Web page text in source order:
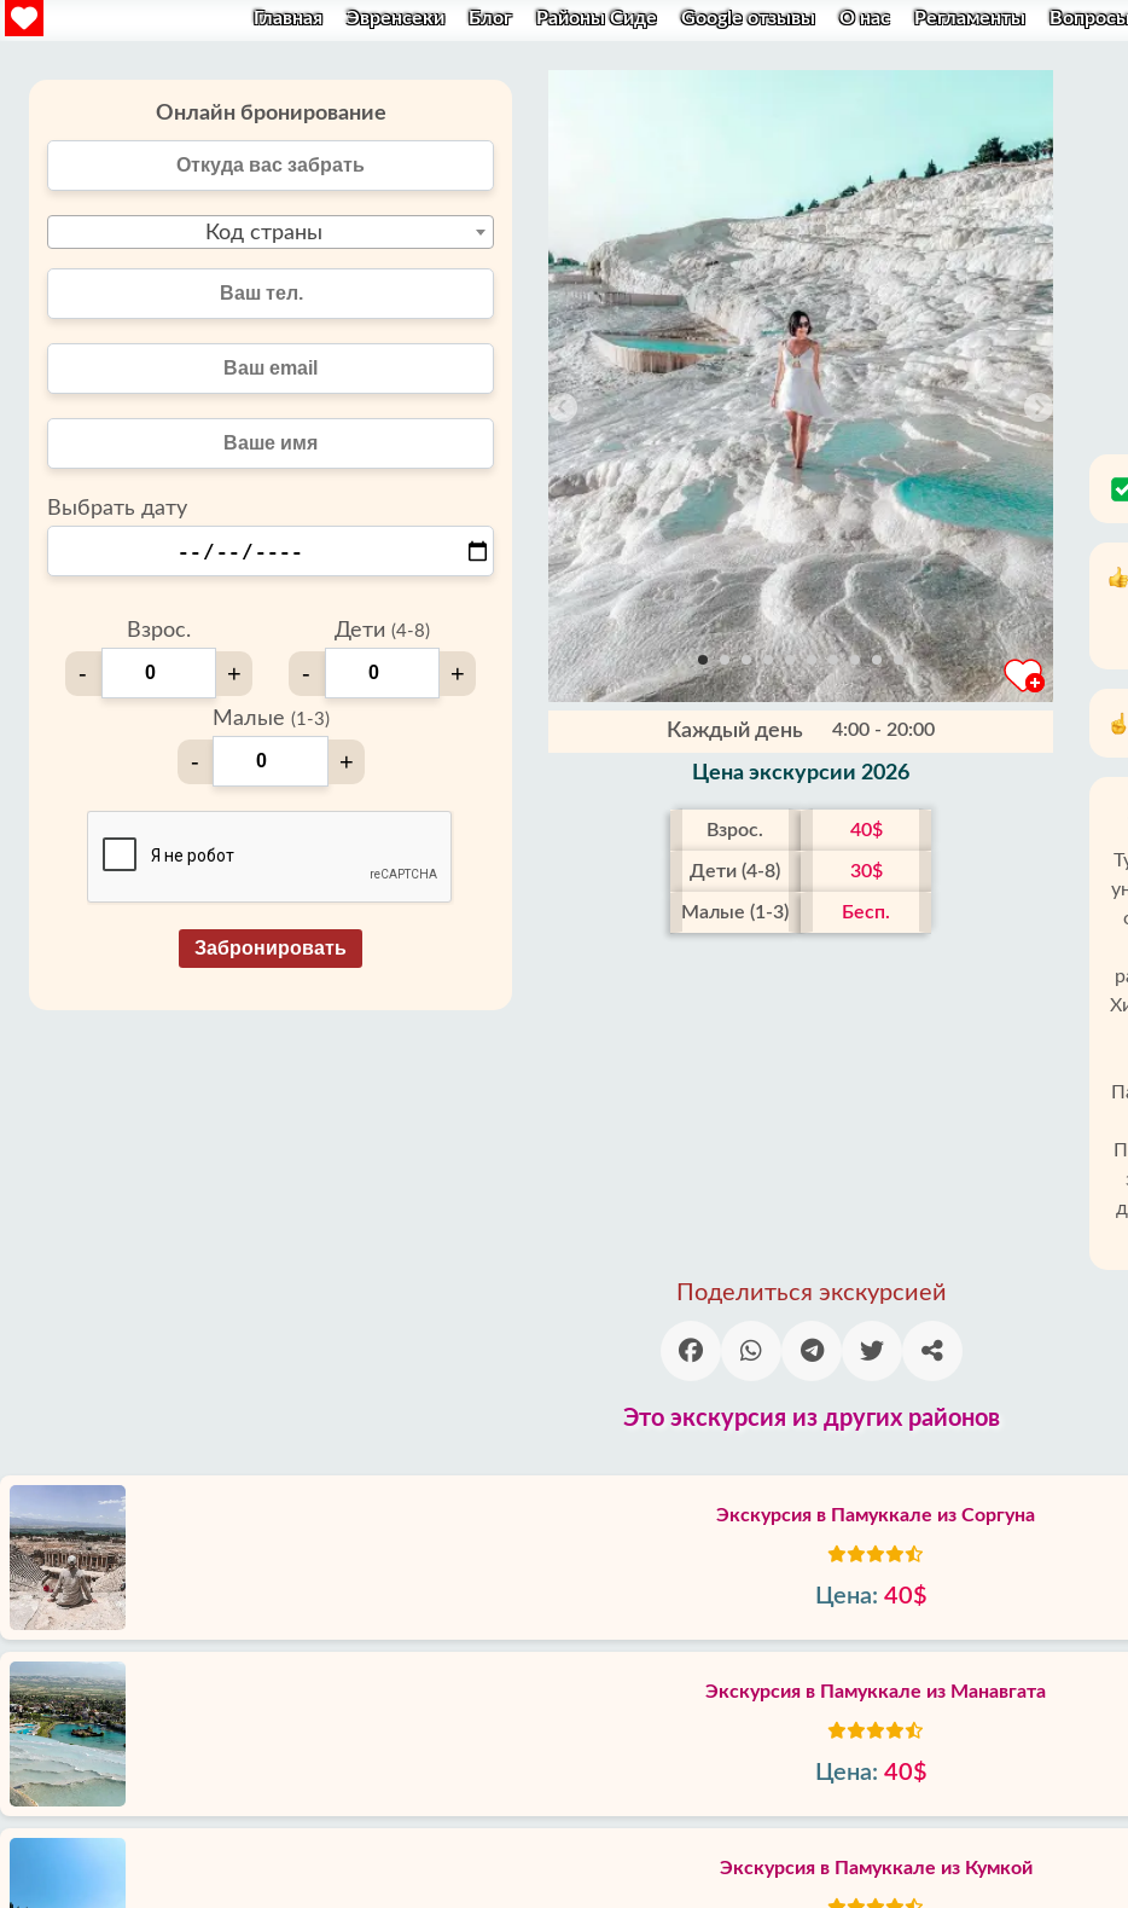
Главная Эвренсеки Блог Районы Сиде Google отзывы О нас Регламенты
Каждый день 4:00 - 20:00
Цена экскурсии 2026
Взрос. 40$
Дети (4-8) 30$
Малые (1-3) Бесп.
Онлайн бронирование
Код страны
Выбрать дату
Взрос.
- +
Дети (4-8)
- +
Малые (1-3)
- +
Забронировать
Поделиться экскурсией
Это экскурсия из других районов
Экскурсия в Памуккале из Соргуна
Цена: 40$
Экскурсия в Памуккале из Манавгата
Цена: 40$
Экскурсия в Памуккале из Кумкой